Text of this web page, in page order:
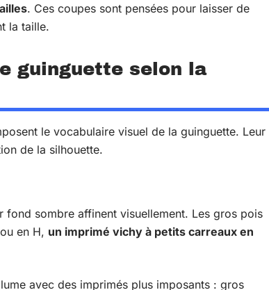
. Ces coupes sont pensées pour laisser de
la taille.
guinguette selon la
le vocabulaire visuel de la guinguette. Leur
de la silhouette.
fond sombre affinent visuellement. Les gros pois
en H, un imprimé vichy à petits carreaux en
avec des imprimés plus imposants : gros